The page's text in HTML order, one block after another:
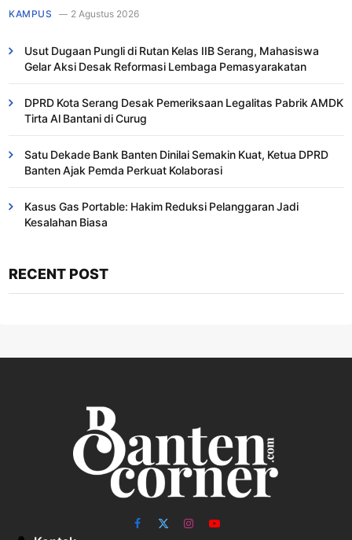
KAMPUS 2 Agustus 2026
Usut Dugaan Pungli di Rutan Kelas IIB Serang, Mahasiswa
Gelar Aksi Desak Reformasi Lembaga Pemasyarakatan
DPRD Kota Serang Desak Pemeriksaan Legalitas Pabrik AMDK
Tirta Al Bantani di Curug
Satu Dekade Bank Banten Dinilai Semakin Kuat, Ketua DPRD
Banten Ajak Pemda Perkuat Kolaborasi
Kasus Gas Portable: Hakim Reduksi Pelanggaran Jadi
Kesalahan Biasa ​
RECENT POST
Facebook
X InstagramYouTube